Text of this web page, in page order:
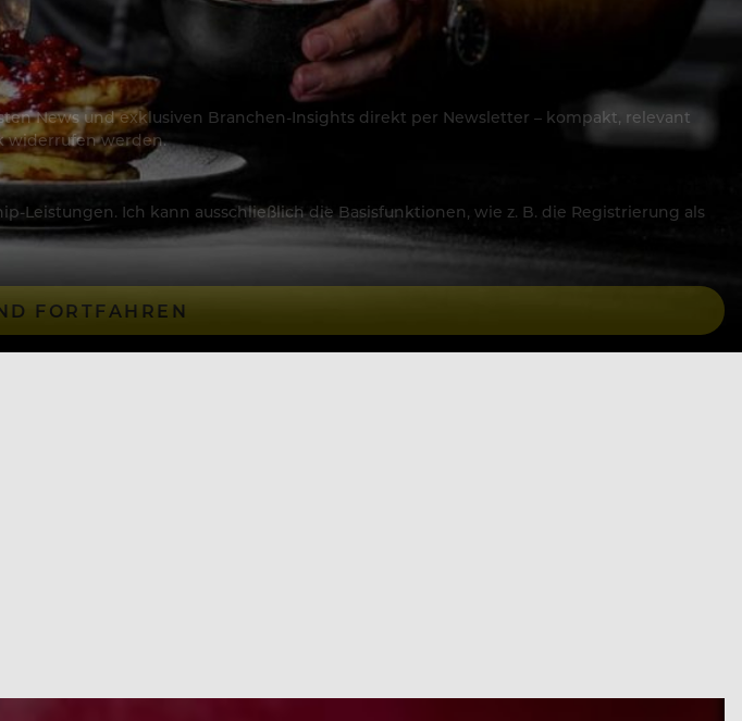
News und exklusiven Branchen-Insights direkt per Newsletter – kompakt, relevant
widerrufen werden.
Leistungen. Ich kann ausschließlich die Basisfunktionen, wie z. B. die Registrierung als
FORTFAHREN